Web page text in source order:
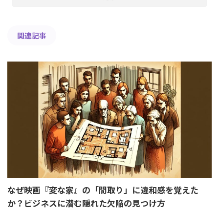
関連記事
なぜ映画『変な家』の「間取り」に違和感を覚えた
か？ビジネスに潜む隠れた欠陥の見つけ方